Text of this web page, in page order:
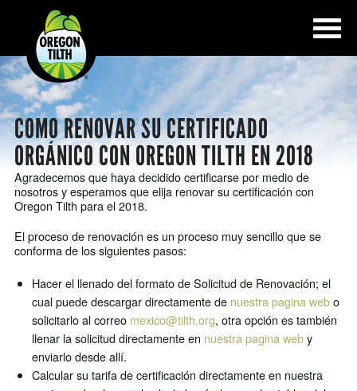
COMO RENOVAR SU CERTIFICADO
ORGÁNICO CON OREGON TILTH EN 2018
Agradecemos que haya decidido certificarse por medio de
nosotros y esperamos que elija renovar su certificación con
Oregon Tilth para el 2018.
El proceso de renovación es un proceso muy sencillo que se
conforma de los siguientes pasos:
Hacer el llenado del formato de Solicitud de Renovación; el
cual puede descargar directamente de nuestra pagina webo
solicitarlo al correo mexico@tilth.org, otra opción es también
llenar la solicitud directamente en nuestra pagina weby
enviarlo desde allí.
Calcular su tarifa de certificación directamente en nuestra